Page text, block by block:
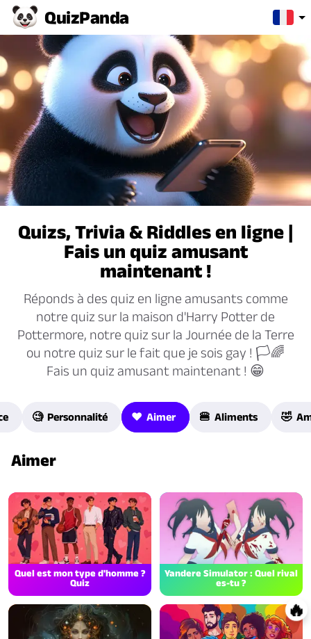
QuizPanda
Quizs, Trivia & Riddles en ligne |
Fais un quiz amusant
maintenant !
Réponds à des quiz en ligne amusants comme
notre quiz sur la maison d'Harry Potter de
Pottermore, notre quiz sur la Journée de la Terre
ou notre quiz sur le fait que je sois gay ! 🏳🌈
Fais un quiz amusant maintenant ! 😁
🧐 Personnalité ❤️ Aimer 🍔 Aliments 🤣
Aimer
Quel est mon type d'homme ?
Quiz
Yandere Simulator : Quel rival
es-tu ?
🔥